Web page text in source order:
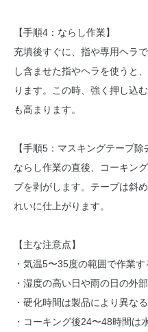
【手順4：ならし作業】
充填後すぐに、指や専用ヘラ
し含ませた指やヘラを使うと
ります。この時、強く押し込
も高まります。
【手順5：マスキングテープ除
ならし作業の直後、コーキン
プを剥がします。テープは斜
れいに仕上がります。
【主な注意点】
・気温5〜35度の範囲で作業
・湿度の高い日や雨の日の外
・硬化時間は製品により異な
・コーキング後24〜48時間は